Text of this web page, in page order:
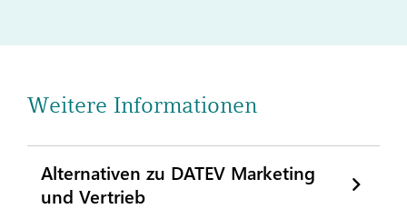
Weitere Informationen
Alternativen zu DATEV Marketing
und Vertrieb